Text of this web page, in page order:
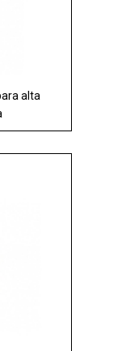
alta